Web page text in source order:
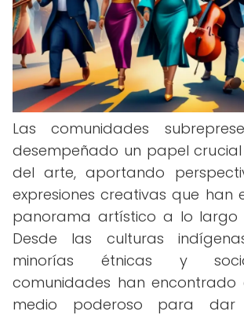
Las comunidades
desempeñado un papel
del arte, aportando
expresiones creativas que han
panorama artístico a lo largo
Desde las culturas
minorías étnicas y
comunidades han encontrado
medio poderoso para